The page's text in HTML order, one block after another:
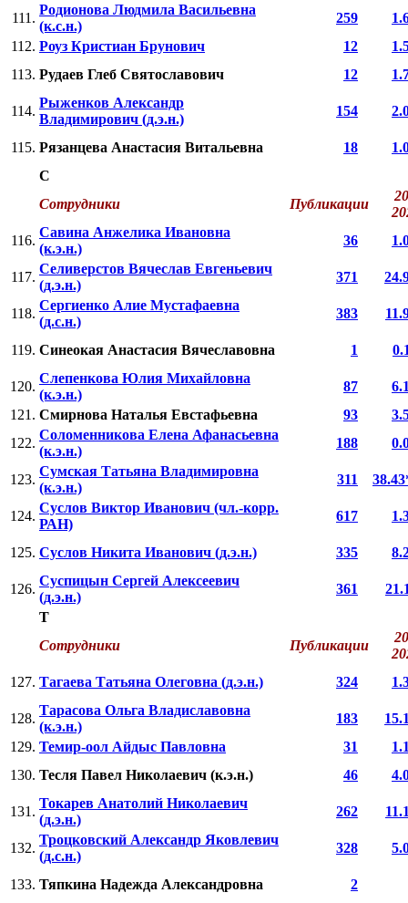
111.
Родионова Людмила Васильевна
(к.с.н.)
259
112. Роуз Кристиан Брунович 12
113. Рудаев Глеб Святославович 12
114.
Рыженков Александр
Владимирович (д.э.н.)
154
115. Рязанцева Анастасия Витальевна 18
С
Сотрудники
Публикации
116.
Савина Анжелика Ивановна
(к.э.н.)
36
117.
Селиверстов Вячеслав Евгеньевич
(д.э.н.)
371
118.
Сергиенко Алие Мустафаевна
(д.с.н.)
383
119. Синеокая Анастасия Вячеславовна 1
120.
Слепенкова Юлия Михайловна
(к.э.н.)
87
121. Смирнова Наталья Евстафьевна 93
122.
Соломенникова Елена Афанасьевна
(к.э.н.)
188
123.
Сумская Татьяна Владимировна
(к.э.н.)
311
124.
Суслов Виктор Иванович (чл.-корр.
РАН)
617
125. Суслов Никита Иванович (д.э.н.) 335
126.
Суспицын Сергей Алексеевич
(д.э.н.)
361
Т
Сотрудники
Публикации
127. Тагаева Татьяна Олеговна (д.э.н.) 324
128.
Тарасова Ольга Владиславовна
(к.э.н.)
183
129. Темир-оол Айдыс Павловна 31
130. Тесля Павел Николаевич (к.э.н.) 46
131.
Токарев Анатолий Николаевич
(д.э.н.)
262
132.
Троцковский Александр Яковлевич
(д.с.н.)
328
133. Тяпкина Надежда Александровна
2